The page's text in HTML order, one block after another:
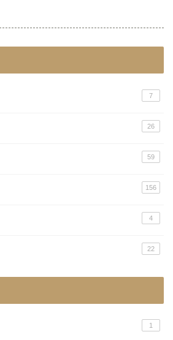
7
26
59
156
4
22
1